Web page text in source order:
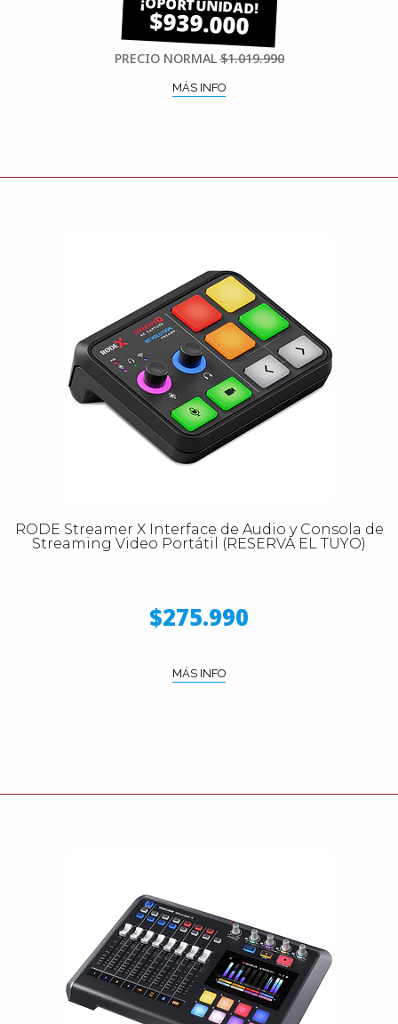
$939.000
PRECIO NORMAL$1.019.990
MÁS INFO
RODE Streamer X Interface de Audio y Consola de
Streaming Video Portátil (RESERVA EL TUYO)
$275.990
MÁS INFO